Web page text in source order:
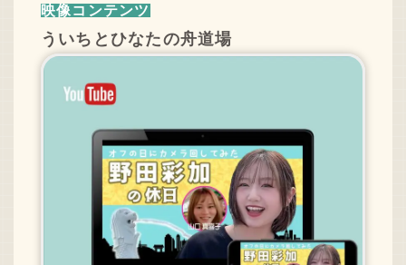
映像コンテンツ
ういちとひなたの舟道場